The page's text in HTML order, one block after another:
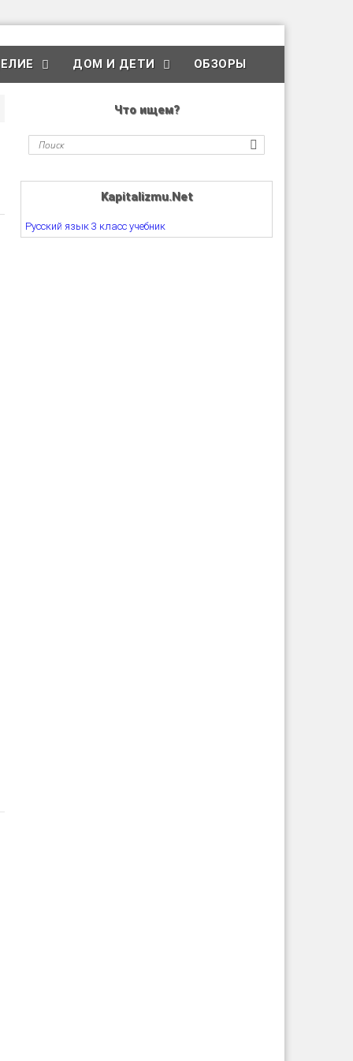
ДОМ И ДЕТИ ОБЗОРЫ
Что ищем?
Kapitalizmu.Net
Русский язык 3 класс учебник